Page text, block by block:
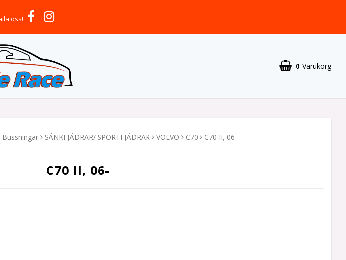
oss!
0 Varukorg
Bussningar SÄNKFJÄDRAR/ SPORTFJÄDRAR VOLVO C70 C70 II, 06-
C70 II, 06-